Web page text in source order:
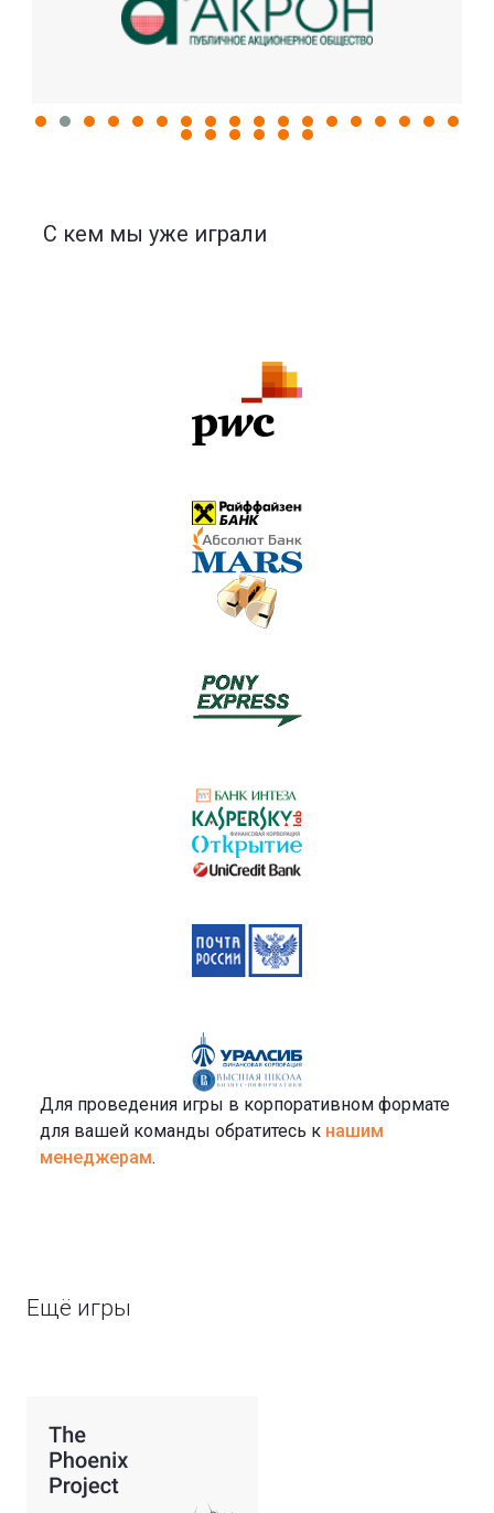
C кем мы уже играли
Для проведения игры в корпоративном формате
для вашей команды обратитесь к нашим
менеджерам.
Ещё игры